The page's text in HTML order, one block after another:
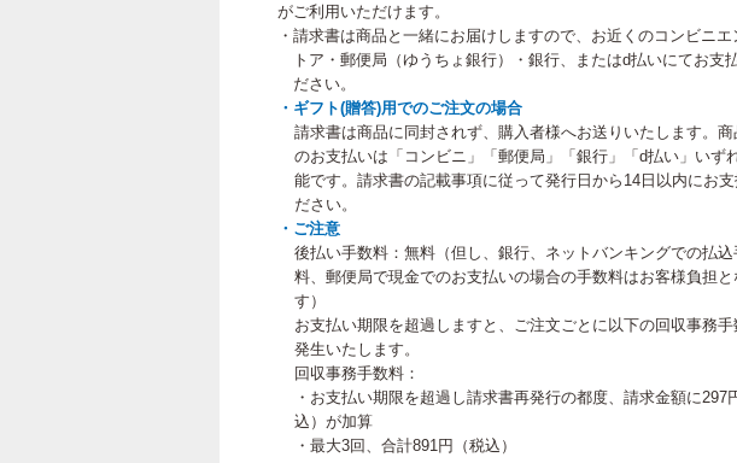
がご利用いただけます。
・請求書は商品と一緒にお届けしますので、お近くのコンビニエ
トア・郵便局（ゆうちょ銀行）・銀行、またはd払いにてお支
ださい。
・ギフト(贈答)用でのご注文の場合
請求書は商品に同封されず、購入者様へお送りいたします。商
のお支払いは「コンビニ」「郵便局」「銀行」「d払い」いず
能です。請求書の記載事項に従って発行日から14日以内にお支
ださい。
・ご注意
後払い手数料：無料（但し、銀行、ネットバンキングでの払込
料、郵便局で現金でのお支払いの場合の手数料はお客様負担と
す）
お支払い期限を超過しますと、ご注文ごとに以下の回収事務手
発生いたします。
回収事務手数料：
・お支払い期限を超過し請求書再発行の都度、請求金額に297
込）が加算
・最大3回、合計891円（税込）